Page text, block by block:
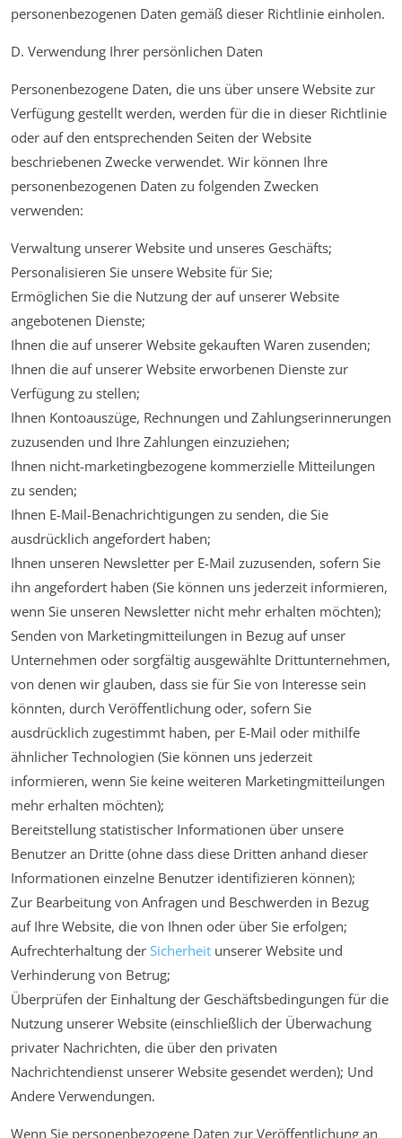
personenbezogenen Daten gemäß dieser Richtlinie einholen.
D. Verwendung Ihrer persönlichen Daten
Personenbezogene Daten, die uns über unsere Website zur
Verfügung gestellt werden, werden für die in dieser Richtlinie
oder auf den entsprechenden Seiten der Website
beschriebenen Zwecke verwendet. Wir können Ihre
personenbezogenen Daten zu folgenden Zwecken
verwenden:
Verwaltung unserer Website und unseres Geschäfts;
Personalisieren Sie unsere Website für Sie;
Ermöglichen Sie die Nutzung der auf unserer Website
angebotenen Dienste;
Ihnen die auf unserer Website gekauften Waren zusenden;
Ihnen die auf unserer Website erworbenen Dienste zur
Verfügung zu stellen;
Ihnen Kontoauszüge, Rechnungen und Zahlungserinnerungen
zuzusenden und Ihre Zahlungen einzuziehen;
Ihnen nicht-marketingbezogene kommerzielle Mitteilungen
zu senden;
Ihnen E-Mail-Benachrichtigungen zu senden, die Sie
ausdrücklich angefordert haben;
Ihnen unseren Newsletter per E-Mail zuzusenden, sofern Sie
ihn angefordert haben (Sie können uns jederzeit informieren,
wenn Sie unseren Newsletter nicht mehr erhalten möchten);
Senden von Marketingmitteilungen in Bezug auf unser
Unternehmen oder sorgfältig ausgewählte Drittunternehmen,
von denen wir glauben, dass sie für Sie von Interesse sein
könnten, durch Veröffentlichung oder, sofern Sie
ausdrücklich zugestimmt haben, per E-Mail oder mithilfe
ähnlicher Technologien (Sie können uns jederzeit
informieren, wenn Sie keine weiteren Marketingmitteilungen
mehr erhalten möchten);
Bereitstellung statistischer Informationen über unsere
Benutzer an Dritte (ohne dass diese Dritten anhand dieser
Informationen einzelne Benutzer identifizieren können);
Zur Bearbeitung von Anfragen und Beschwerden in Bezug
auf Ihre Website, die von Ihnen oder über Sie erfolgen;
Aufrechterhaltung der Sicherheit unserer Website und
Verhinderung von Betrug;
Überprüfen der Einhaltung der Geschäftsbedingungen für die
Nutzung unserer Website (einschließlich der Überwachung
privater Nachrichten, die über den privaten
Nachrichtendienst unserer Website gesendet werden); Und
Andere Verwendungen.
Wenn Sie personenbezogene Daten zur Veröffentlichung an